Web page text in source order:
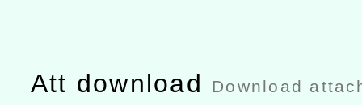
Att download Download